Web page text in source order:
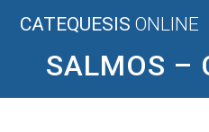
CATEQUESIS ONLINE
SALMOS –